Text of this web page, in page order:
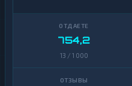
754,2
13 / 1 000